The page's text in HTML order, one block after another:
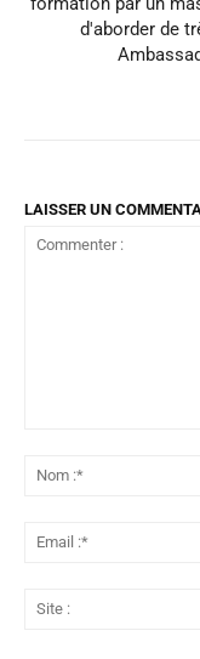
d'aborder de
LAISSER UN